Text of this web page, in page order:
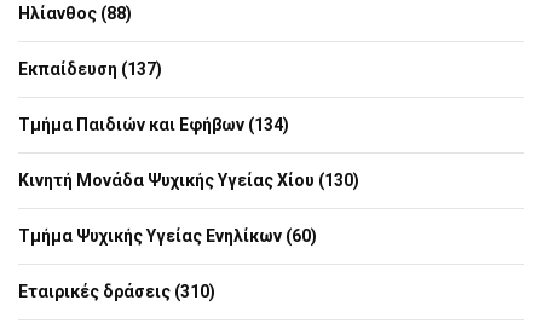
Ηλίανθος (88)
Εκπαίδευση (137)
Τμήμα Παιδιών και Εφήβων (134)
Κινητή Μονάδα Ψυχικής Υγείας Χίου (130)
Τμήμα Ψυχικής Υγείας Ενηλίκων (60)
Εταιρικές δράσεις (310)